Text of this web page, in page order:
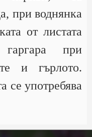
при воднянка
от листата
при
и гърлото.
се употребява